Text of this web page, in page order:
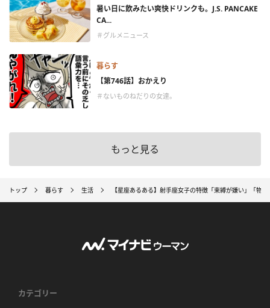
暑い日に飲みたい爽快ドリンクも。J.S. PANCAKE
CA...
＃グルメニュース
暮らす
【第746話】おかえり
＃ないものねだりの女達。
もっと見る
トップ 暮らす 生活 【星座あるある】射手座女子の特徴「束縛が嫌い」「物
カテゴリー